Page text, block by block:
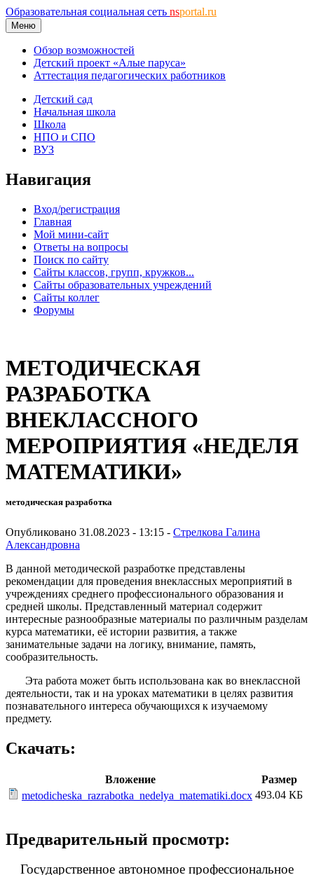
Образовательная социальная сеть nsportal.ru
Меню
Обзор возможностей
Детский проект «Алые паруса»
Аттестация педагогических работников
Детский сад
Начальная школа
Школа
НПО и СПО
ВУЗ
Навигация
Вход/регистрация
Главная
Мой мини-сайт
Ответы на вопросы
Поиск по сайту
Сайты классов, групп, кружков...
Сайты образовательных учреждений
Сайты коллег
Форумы
МЕТОДИЧЕСКАЯ
РАЗРАБОТКА
ВНЕКЛАССНОГО
МЕРОПРИЯТИЯ «НЕДЕЛЯ
МАТЕМАТИКИ»
методическая разработка
Опубликовано 31.08.2023 - 13:15 - Стрелкова Галина
Александровна
В данной методической разработке представлены
рекомендации для проведения внеклассных мероприятий в
учреждениях среднего профессионального образования и
средней школы. Представленный материал содержит
интересные разнообразные материалы по различным разделам
курса математики, её истории развития, а также
занимательные задачи на логику, внимание, память,
сообразительность.
Эта работа может быть использована как во внеклассной
деятельности, так и на уроках математики в целях развития
познавательного интереса обучающихся к изучаемому
предмету.
Скачать:
Вложение
Размер
metodicheska_razrabotka_nedelya_matematiki.docx 493.04 КБ
Предварительный просмотр:
Государственное автономное профессиональное